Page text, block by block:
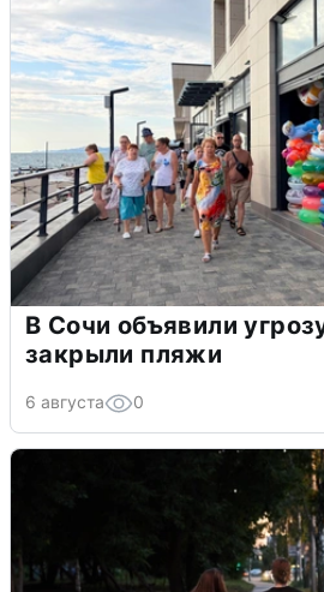
В Сочи объявили
закрыли пляжи
6 августа 0